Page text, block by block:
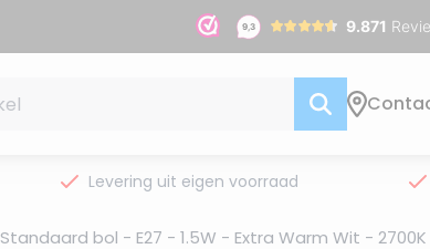
Levering uit eigen voorraad
Standaard bol - E27 - 1.5W - Extra Warm Wit -